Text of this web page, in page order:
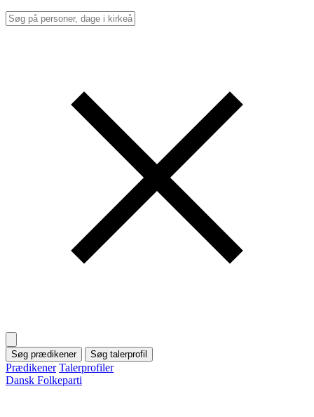
Søg prædikener Søg talerprofil
Prædikener Talerprofiler
Dansk Folkeparti